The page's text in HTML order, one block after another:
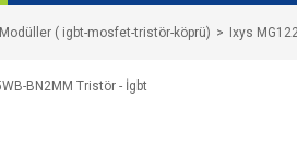
Modüller ( igbt-mosfet-tristör-köprü) Ixys